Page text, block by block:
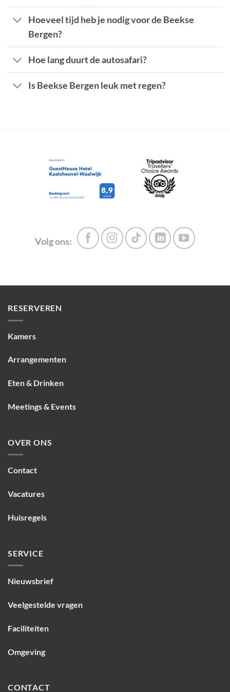
Hoeveel tijd heb je nodig voor de Beekse
Bergen?
Hoe lang duurt de autosafari?
Is Beekse Bergen leuk met regen?
Volg ons:
RESERVEREN
Kamers
Arrangementen
Eten & Drinken
Meetings & Events
OVER ONS
Contact
Vacatures
Huisregels
SERVICE
Nieuwsbrief
Veelgestelde vragen
Faciliteiten
Omgeving
CONTACT